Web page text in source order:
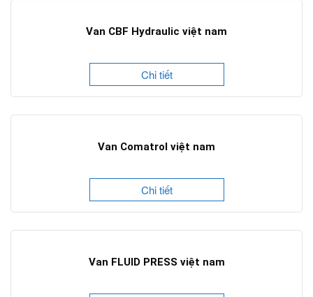
Van CBF Hydraulic việt nam
Chi tiết
Van Comatrol việt nam
Chi tiết
Van FLUID PRESS việt nam